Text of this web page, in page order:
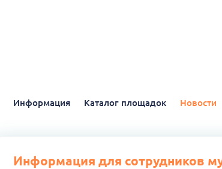
Информация Каталог площадок Новости
Информация для сотрудников